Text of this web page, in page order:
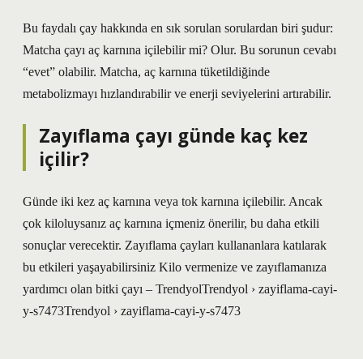
Bu faydalı çay hakkında en sık sorulan sorulardan biri şudur:
Matcha çayı aç karnına içilebilir mi? Olur. Bu sorunun cevabı
“evet” olabilir. Matcha, aç karnına tüketildiğinde
metabolizmayı hızlandırabilir ve enerji seviyelerini artırabilir.
Zayıflama çayı günde kaç kez
içilir?
Günde iki kez aç karnına veya tok karnına içilebilir. Ancak
çok kiloluysanız aç karnına içmeniz önerilir, bu daha etkili
sonuçlar verecektir. Zayıflama çayları kullananlara katılarak
bu etkileri yaşayabilirsiniz Kilo vermenize ve zayıflamanıza
yardımcı olan bitki çayı – TrendyolTrendyol › zayiflama-cayi-
y-s7473Trendyol › zayiflama-cayi-y-s7473